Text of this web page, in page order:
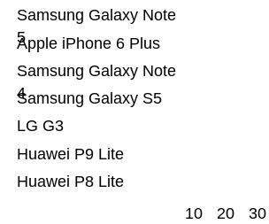
Huawei P8 Lite
Huawei P9 Lite
LG G3
Samsung Galaxy S5
Samsung Galaxy Note
4
Apple iPhone 6 Plus
Samsung Galaxy Note
5
10 20 30